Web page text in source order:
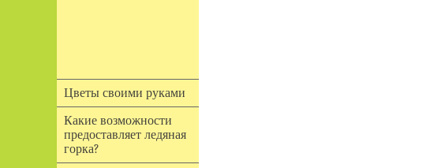
Цветы своими руками
Какие возможности
предоставляет ледяная
горка?